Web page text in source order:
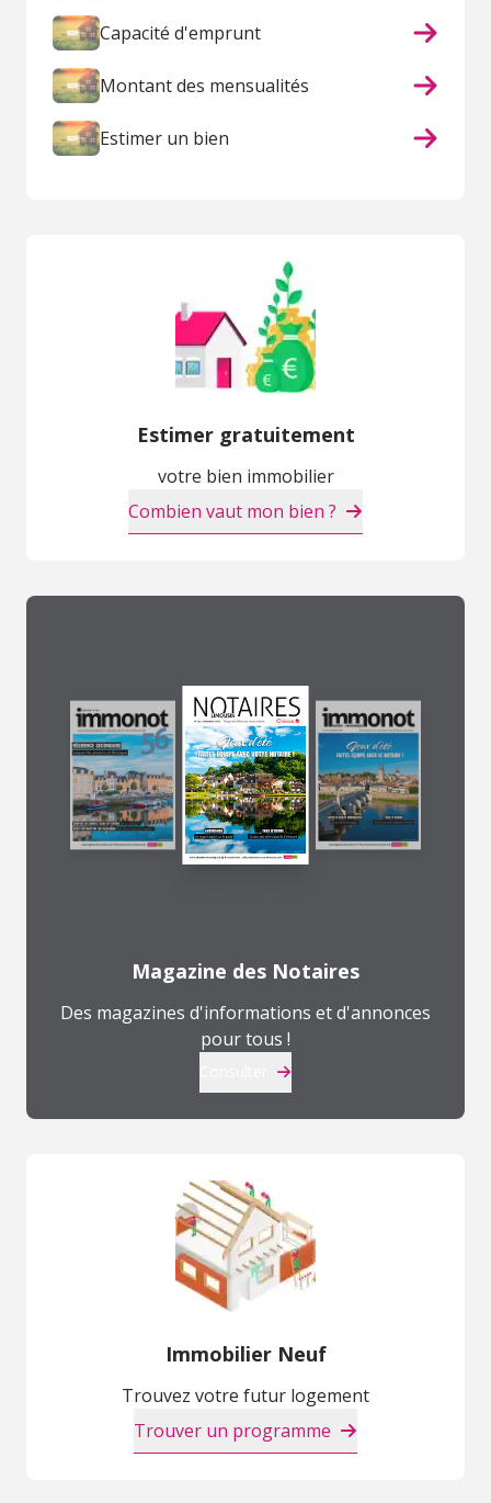
Capacité d'emprunt
Montant des mensualités
Estimer un bien
Estimer gratuitement
votre bien immobilier
Combien vaut mon bien ?
Magazine des Notaires
Des magazines d'informations et d'annonces
pour tous !
Immobilier Neuf
Trouvez votre futur logement
Trouver un programme